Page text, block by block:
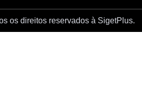
os direitos reservados à SigetPlus.